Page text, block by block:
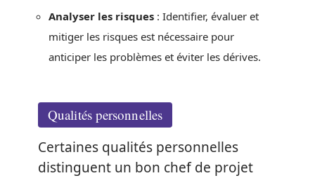
Analyser les risques : Identifier, évaluer et
mitiger les risques est nécessaire pour
anticiper les problèmes et éviter les dérives.
Qualités personnelles
Certaines qualités personnelles
distinguent un bon chef de projet